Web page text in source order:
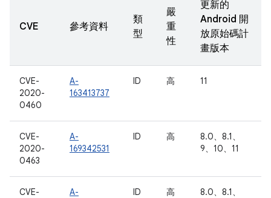
CVE 參考資料
類
型
嚴
重
性
更新的
Android 開
放原始碼計
畫版本
CVE-
2020-
0460
A-
163413737
ID 高 11
CVE-
2020-
0463
A-
169342531
ID 高
8.0、8.1、
9、10、11
CVE-
A-
ID 高
8.0、8.1、